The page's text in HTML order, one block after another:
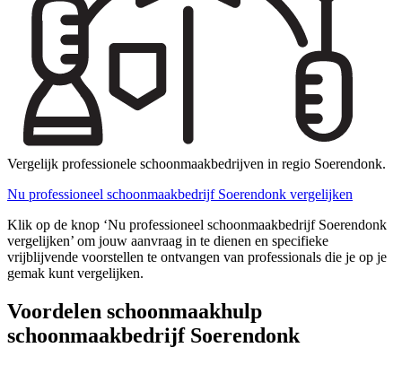
Vergelijk professionele schoonmaakbedrijven in regio Soerendonk.
Nu professioneel schoonmaakbedrijf Soerendonk vergelijken
Klik op de knop ‘Nu professioneel schoonmaakbedrijf Soerendonk
vergelijken’ om jouw aanvraag in te dienen en specifieke
vrijblijvende voorstellen te ontvangen van professionals die je op je
gemak kunt vergelijken.
Voordelen schoonmaakhulp
schoonmaakbedrijf Soerendonk